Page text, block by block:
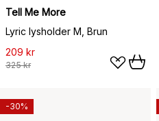
Tell Me More
Lyric lysholder M, Brun
209 kr
325 kr
-30%